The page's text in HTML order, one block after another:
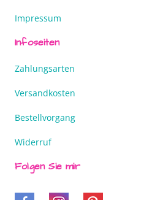
Impressum
Infoseiten
Zahlungsarten
Versandkosten
Bestellvorgang
Widerruf
Folgen Sie mir